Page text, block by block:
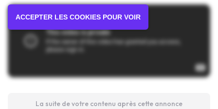
ACCEPTER LES COOKIES POUR VOIR
La suite de votre contenu après cette annonce